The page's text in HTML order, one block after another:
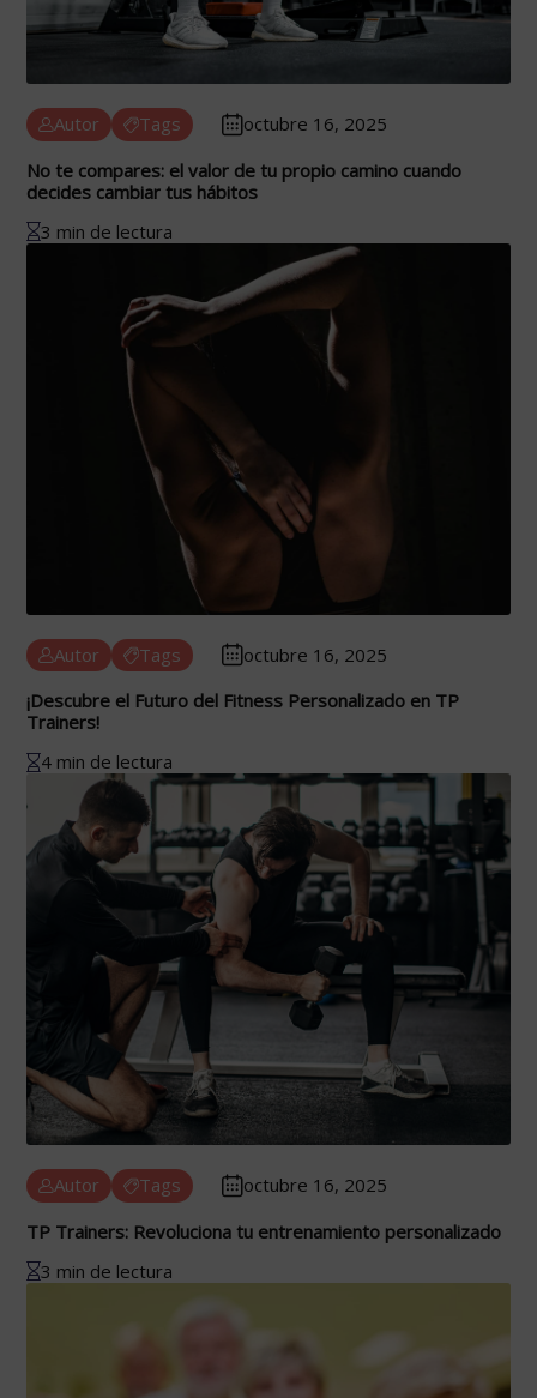
Autor Tags
octubre 16, 2025
No te compares: el valor de tu propio camino cuando
decides cambiar tus hábitos
3 min de lectura
Autor Tags
octubre 16, 2025
¡Descubre el Futuro del Fitness Personalizado en TP
Trainers!
4 min de lectura
Autor Tags
octubre 16, 2025
TP Trainers: Revoluciona tu entrenamiento personalizado
3 min de lectura